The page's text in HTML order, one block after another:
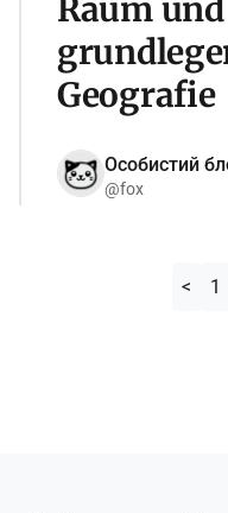
Raum
Geografie
Особистий
@fox
< 1